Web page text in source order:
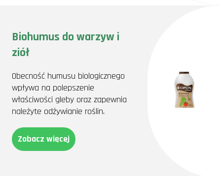
Biohumus do warzyw i
ziół
Obecność humusu biologicznego
wpływa na polepszenie
właściwości gleby oraz zapewnia
należyte odżywianie roślin.
Zobacz więcej